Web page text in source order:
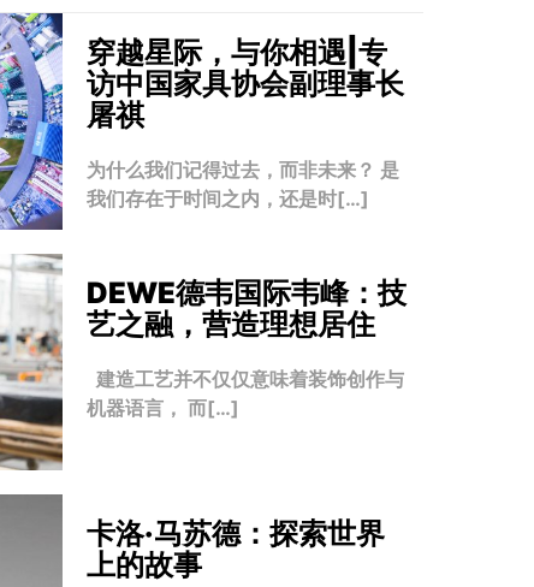
穿越星际，与你相遇|专
访中国家具协会副理事长
屠祺
为什么我们记得过去，而非未来？ 是
我们存在于时间之内，还是时[…]
DEWE德韦国际韦峰：技
艺之融，营造理想居住
建造工艺并不仅仅意味着装饰创作与
机器语言， 而[…]
卡洛·马苏德：探索世界
上的故事